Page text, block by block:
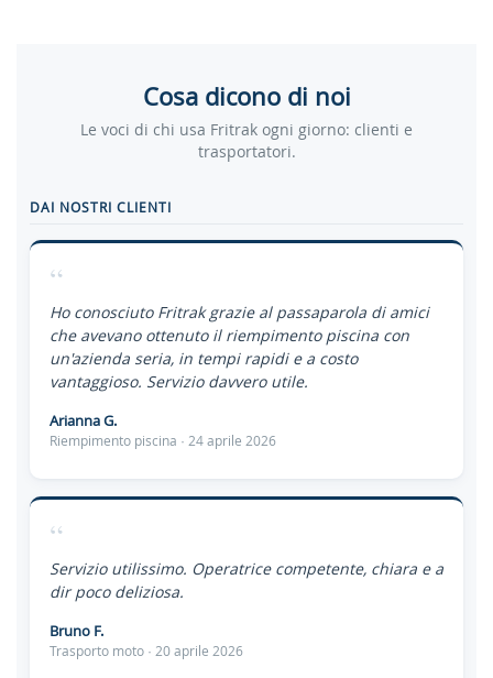
Cosa dicono di noi
Le voci di chi usa Fritrak ogni giorno: clienti e
trasportatori.
DAI NOSTRI CLIENTI
“
Ho conosciuto Fritrak grazie al passaparola di amici
che avevano ottenuto il riempimento piscina con
un'azienda seria, in tempi rapidi e a costo
vantaggioso. Servizio davvero utile.
Arianna G.
Riempimento piscina · 24 aprile 2026
“
Servizio utilissimo. Operatrice competente, chiara e a
dir poco deliziosa.
Bruno F.
Trasporto moto · 20 aprile 2026